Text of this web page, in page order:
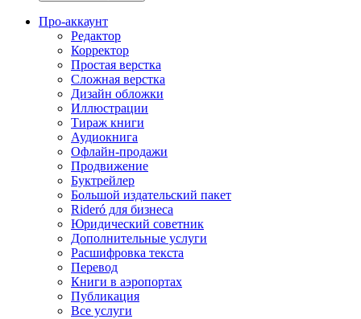
Про-аккаунт
Редактор
Корректор
Простая верстка
Сложная верстка
Дизайн обложки
Иллюстрации
Тираж книги
Аудиокнига
Офлайн-продажи
Продвижение
Буктрейлер
Большой издательский пакет
Rideró для бизнеса
Юридический советник
Дополнительные услуги
Расшифровка текста
Перевод
Книги в аэропортах
Публикация
Все услуги